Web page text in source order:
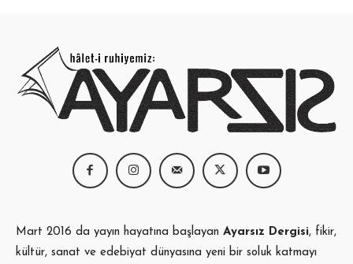
Mart 2016 da yayın hayatına başlayan Ayarsız Dergisi, fikir,
kültür, sanat ve edebiyat dünyasına yeni bir soluk katmayı